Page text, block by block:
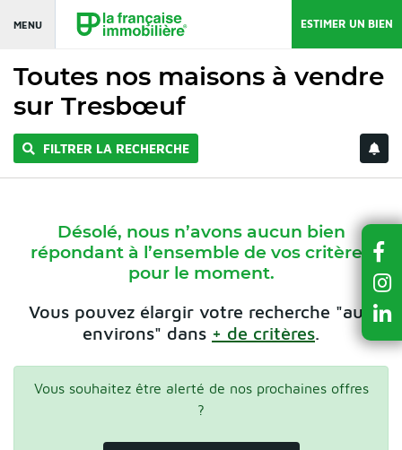
MENU ESTIMER UN BIEN
Toutes nos maisons à vendre
sur Tresbœuf
FILTRER LA RECHERCHE
Désolé, nous n’avons aucun bien
répondant à l’ensemble de vos critères
pour le moment.
Vous pouvez élargir votre recherche "aux
environs" dans + de critères.
Vous souhaitez être alerté de nos prochaines offres
?